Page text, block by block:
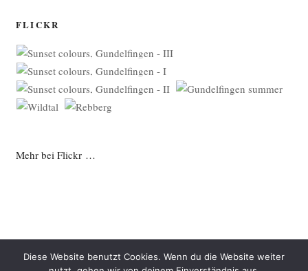
FLICKR
Mehr bei Flickr …
Diese Website benutzt Cookies. Wenn du die Website weiter